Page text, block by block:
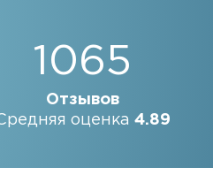
1065
Отзывов
оценка 4.89